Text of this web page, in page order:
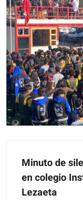
Minuto de
en colegio
Lezaeta